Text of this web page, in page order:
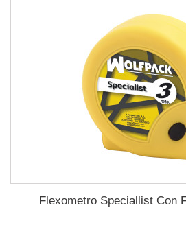
Flexometro Speciallist Con